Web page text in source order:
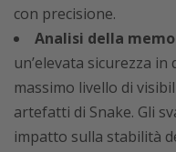
con precisione.
Analisi della
un’elevata sicurezza
massimo livello di
artefatti di Snake. Gli
impatto sulla stabilità